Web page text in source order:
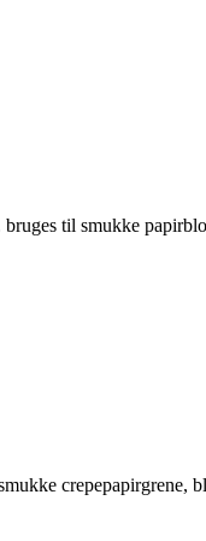
til smukke
crepepapirgrene,